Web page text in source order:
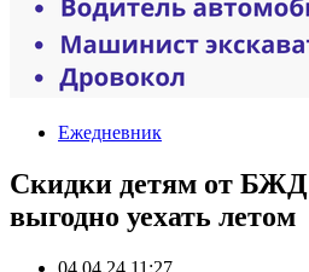
Ежедневник
Скидки детям от
выгодно уехать летом
04.04.24 11:27